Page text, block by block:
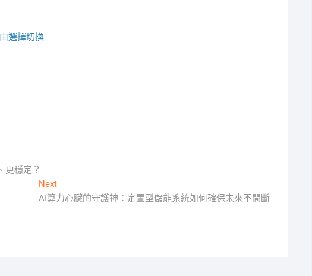
選擇切換
更穩定？
NextNext
post:
AI算力心臟的守護神：定置型儲能系統如何確保未來不間斷